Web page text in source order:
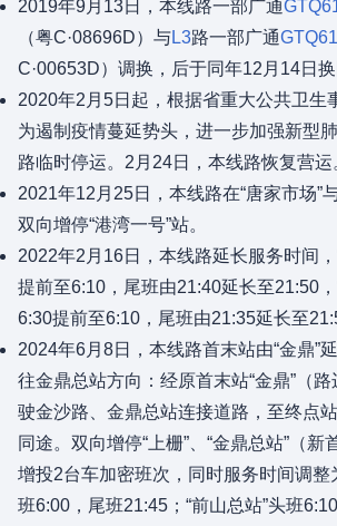
2019年9月13日，本线路一部广通
（粤C·08696D）与L3路一部广通
C·00653D）调换，后于同年12月14日换
2020年2月5日起，根据省重大公共卫生
为遏制疫情蔓延势头，进一步加强新型
路临时停运。2月24日，本线路恢复营运
2021年12月25日，本线路在“唐家市场”
双向增停“港湾一号”站。
2022年2月16日，本线路延长服务时间
提前至6:10，尾班由21:40延长至21:50，
6:30提前至6:10，尾班由21:35延长至
2024年6月8日，本线路首末站由“金鼎”延
往金鼎总站方向：经原首末站“金鼎”（
驶金沙路、金鼎总站连接道路，至终点
同途。双向增停“上栅”、“金鼎总站”（新
增投2台车加密班次，同时服务时间调整
班6:00，尾班21:45；“前山总站”头班